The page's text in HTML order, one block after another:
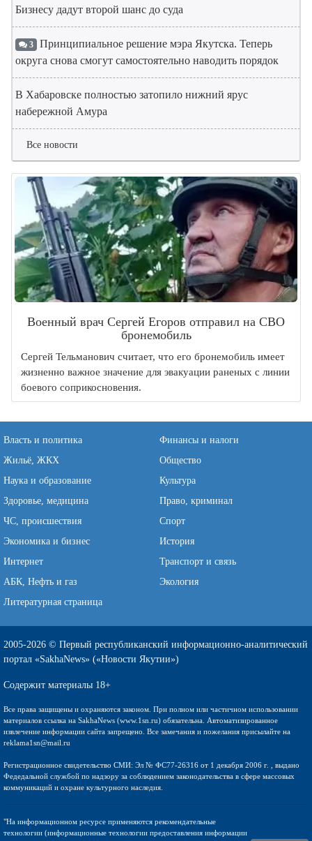
Бизнесу дадут второй шанс до суда
3 Принципиальное решение мэра Якутска. Теперь
округа снова смогут самостоятельно наводить порядок
В Хабаровске полностью затопило нижний ярус
набережной Амура
Все новости
Военный врач Сергей Егоров отправил на СВО
бронемобиль
Сергей Тельманович считает, что его бронемобиль имеет
жизненно важное значение для эвакуации раненых с линии
боевого соприкосновения.
Власть и политика
Финансы и налоги
Жильё, ЖКХ
Общество
Наука и образование
Культура
Здоровье, медицина
Право, криминал
ЧС, происшествия
Спорт
Экономика и бизнес
История
Интернет
Транспорт и связь
АБК, Нефть и газ
Экология
Литературная страница
2005-2026 © Первый республиканский информационно-аналитический
портал «SakhaNews» («Новости Якутии»)
Содержит материалы 18+
Все права защищены и охраняются законом. При полном или частичном использовании
материалов ссылка на SakhaNews (www.1sn.ru) обязательна. Автоматизированное
извлечение информации сайта запрещено. Все замечания и пожелания присылайте на
reklama1sn@mail.ru
Регистрационное свидетельство СМИ: Эл № ФС77-26316 от 1 декабря 2006 г. , выдано
Федедальной службой по надзору за соблюдением законодательства в сфере массовых
коммуникаций и охране культурного наследия.
"На информационном ресурсе применяются рекомендательные
технологии (информационные технологии предоставления информации